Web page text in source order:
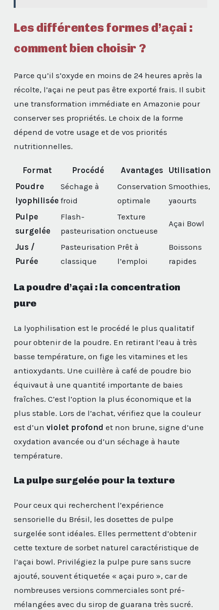
Les différentes formes d’açai :
comment bien choisir ?
Parce qu’il s’oxyde en moins de 24 heures après la
récolte, l’açai ne peut pas être exporté frais. Il subit
une transformation immédiate en Amazonie pour
conserver ses propriétés. Le choix de la forme
dépend de votre usage et de vos priorités
nutritionnelles.
Format Procédé Avantages
Utilisation
Poudre
lyophilisée
Séchage à
froid
Conservation
optimale
Smoothies,
yaourts
Pulpe
surgelée
Flash-
pasteurisation
Texture
onctueuse
Açai Bowl
Jus /
Purée
Pasteurisation
classique
Prêt à
l’emploi
Boissons
rapides
La poudre d’açai : la concentration
pure
La lyophilisation est le procédé le plus qualitatif
pour obtenir de la poudre. En retirant l’eau à très
basse température, on fige les vitamines et les
antioxydants. Une cuillère à café de poudre bio
équivaut à une quantité importante de baies
fraîches. C’est l’option la plus économique et la
plus stable. Lors de l’achat, vérifiez que la couleur
est d’un violet profond et non brune, signe d’une
oxydation avancée ou d’un séchage à haute
température.
La pulpe surgelée pour la texture
Pour ceux qui recherchent l’expérience
sensorielle du Brésil, les dosettes de pulpe
surgelée sont idéales. Elles permettent d’obtenir
cette texture de sorbet naturel caractéristique de
l’açai bowl. Privilégiez la pulpe pure sans sucre
ajouté, souvent étiquetée « açai puro », car de
nombreuses versions commerciales sont pré-
mélangées avec du sirop de guarana très sucré.